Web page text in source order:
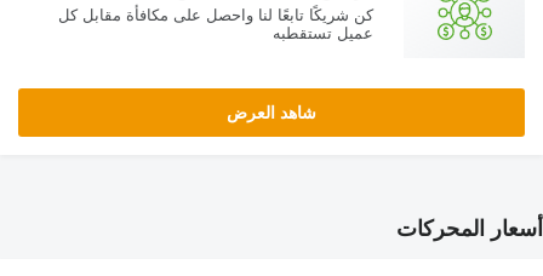
كن شريكًا تابعًا لنا واحصل على مكافأة مقابل كل
عميل تستقطبه
شاهد العرض
أسعار المحركات